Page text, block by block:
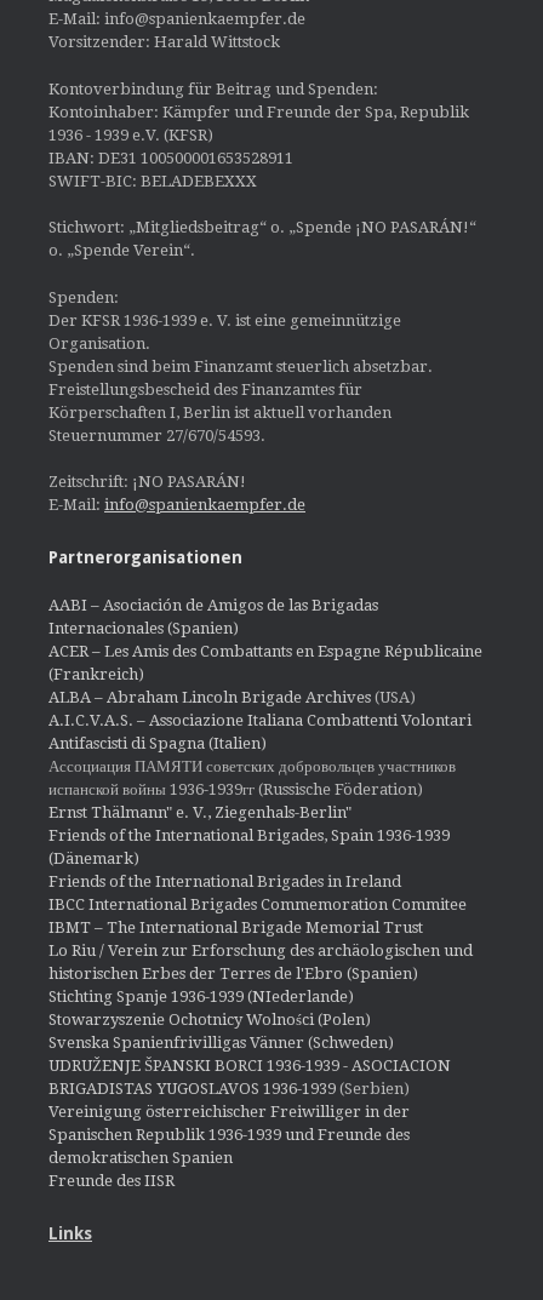
E-Mail: info@spanienkaempfer.de
Vorsitzender: Harald Wittstock
Kontoverbindung für Beitrag und Spenden:
Kontoinhaber: Kämpfer und Freunde der Spa, Republik
1936 - 1939 e.V. (KFSR)
IBAN: DE31 100500001653528911
SWIFT-BIC: BELADEBEXXX
Stichwort: „Mitgliedsbeitrag“ o. „Spende ¡NO PASARÁN!“
o. „Spende Verein“.
Spenden:
Der KFSR 1936-1939 e. V. ist eine gemeinnützige
Organisation.
Spenden sind beim Finanzamt steuerlich absetzbar.
Freistellungsbescheid des Finanzamtes für
Körperschaften I, Berlin ist aktuell vorhanden
Steuernummer 27/670/54593.
Zeitschrift: ¡NO PASARÁN!
E-Mail: info@spanienkaempfer.de
Partnerorganisationen
AABI – Asociación de Amigos de las Brigadas
Internacionales (Spanien)
ACER – Les Amis des Combattants en Espagne Républicaine
(Frankreich)
ALBA – Abraham Lincoln Brigade Archives (USA)
A.I.C.V.A.S. – Associazione Italiana Combattenti Volontari
Antifascisti di Spagna (Italien)
Ассоциация ПАМЯТИ советских добровольцев участников
испанской войны 1936-1939гг (Russische Föderation)
Ernst Thälmann" e. V., Ziegenhals-Berlin"
Friends of the International Brigades, Spain 1936-1939
(Dänemark)
Friends of the International Brigades in Ireland
IBCC International Brigades Commemoration Commitee
IBMT – The International Brigade Memorial Trust
Lo Riu / Verein zur Erforschung des archäologischen und
historischen Erbes der Terres de l'Ebro (Spanien)
Stichting Spanje 1936-1939 (NIederlande)
Stowarzyszenie Ochotnicy Wolności (Polen)
Svenska Spanienfrivilligas Vänner (Schweden)
UDRUŽENJE ŠPANSKI BORCI 1936-1939 - ASOCIACION
BRIGADISTAS YUGOSLAVOS 1936-1939 (Serbien)
Vereinigung österreichischer Freiwilliger in der
Spanischen Republik 1936-1939 und Freunde des
demokratischen Spanien
Freunde des IISR
Links